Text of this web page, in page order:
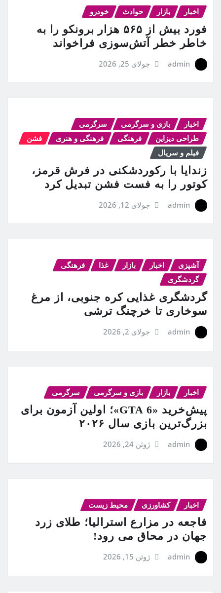
اخبار بازار حوادث خودرو
فورد بیش از ۵۶۵ هزار برونکو را به
خاطر خطر آتش‌سوزی فراخواند
admin جولای 25, 2026
اخبار بازی و سرگرمی
سرگرمی
طراحی دیزاین
فرهنگی فرهنگی و هنری
فشن
فیلم و سریال
زندایا با رکوردشکنی در فرش قرمز،
کوتور را به فست فشن تبدیل کرد
admin جولای 12, 2026
آشپزی اخبار بازار غذا
فرهنگی
گردشگری
گردشگری غذایی کره جنوبی، از مرغ
سوخاری تا خرچنگ ترشی
admin جولای 2, 2026
اخبار بازار بازی و سرگرمی سرگرمی
پیش‌خرید «GTA 6»؛ اولین آزمون برای
بزرگ‌ترین بازی سال ۲۰۲۶
admin ژوئن 24, 2026
اخبار کشاورزی محیط زیست
فاجعه در مزارع استرالیا؛ طلای زرد
جهان در محاق می رود!
admin ژوئن 15, 2026